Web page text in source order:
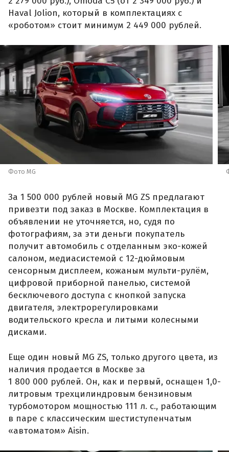
Haval Jolion, который в комплектациях с
«роботом» стоит минимум 2 449 000 рублей.
Фото MG
За 1 500 000 рублей новый MG ZS предлагают
привезти под заказ в Москве. Комплектация в
объявлении не уточняется, но, судя по
фотографиям, за эти деньги покупатель
получит автомобиль с отделанным эко-кожей
салоном, медиасистемой с 12-дюймовым
сенсорным дисплеем, кожаным мульти-рулём,
цифровой приборной панелью, системой
бесключевого доступа с кнопкой запуска
двигателя, электрорегулировками
водительского кресла и литыми колесными
дисками.
Еще один новый MG ZS, только другого цвета, из
наличия продается в Москве за
1 800 000 рублей. Он, как и первый, оснащен 1,0-
литровым трехцилиндровым бензиновым
турбомотором мощностью 111 л. с., работающим
в паре с классическим шестиступенчатым
«автоматом» Aisin.